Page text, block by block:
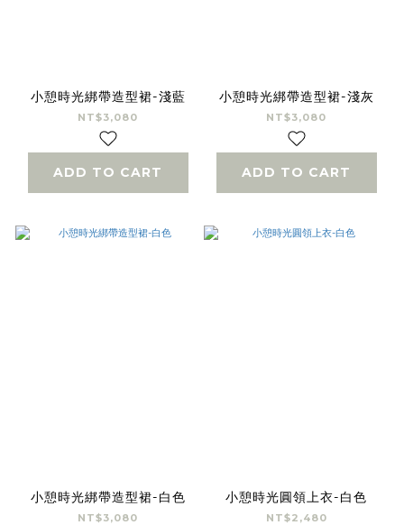
小憩時光綁帶造型裙-淺藍
NT$3,080
ADD TO CART
小憩時光綁帶造型裙-淺灰
NT$3,080
ADD TO CART
小憩時光綁帶造型裙-白色
NT$3,080
小憩時光圓領上衣-白色
NT$2,480